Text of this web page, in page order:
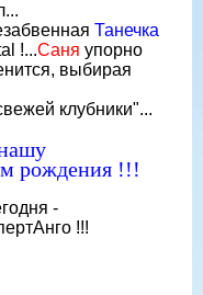
Танечка
!...Саня упорно
выбирая
клубники"...
рождения !!!
-
!!!